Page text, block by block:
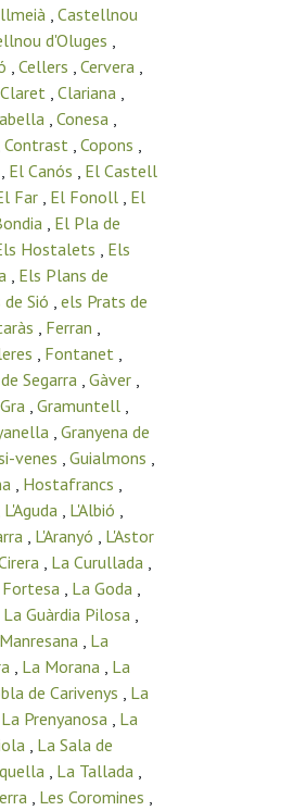
, Castellnou
d'Oluges ,
, Cellers , Cervera ,
Claret , Clariana ,
, Conesa ,
Contrast , Copons ,
, El Canós , El Castell
Far , El Fonoll , El
, El Pla de
Hostalets , Els
, Els Plans de
Sió , els Prats de
, Ferran ,
, Fontanet ,
Segarra , Gàver ,
Gra , Gramuntell ,
, Granyena de
venes , Guialmons ,
, Hostafrancs ,
L'Aguda , L'Albió ,
, L'Aranyó , L'Astor
, La Curullada ,
, La Goda ,
La Guàrdia Pilosa ,
, La
, La Morana , La
de Carivenys , La
La Prenyanosa , La
, La Sala de
, La Tallada ,
, Les Coromines ,